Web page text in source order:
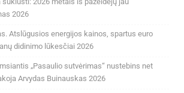
2026
Atslūgusios energijos kainos, spartus euro
didinimo lūkesčiai 2026
„Pasaulio sutvėrimas“ nustebins net
Arvydas Buinauskas 2026